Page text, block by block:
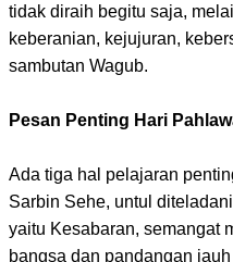
tidak diraih begitu saja,
keberanian, kejujuran,
sambutan Wagub.
Pesan Penting Hari
Ada tiga hal pelajaran
Sarbin Sehe, untul
yaitu Kesabaran, semangat
bangsa dan pandangan